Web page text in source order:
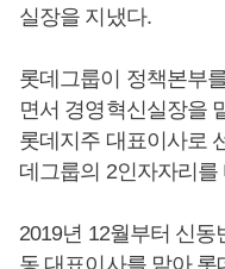
실장을 지냈다.
롯데그룹이 정책본부
면서 경영혁신실장을
롯데지주 대표이사로
데그룹의 2인자자리를
2019년 12월부터 신